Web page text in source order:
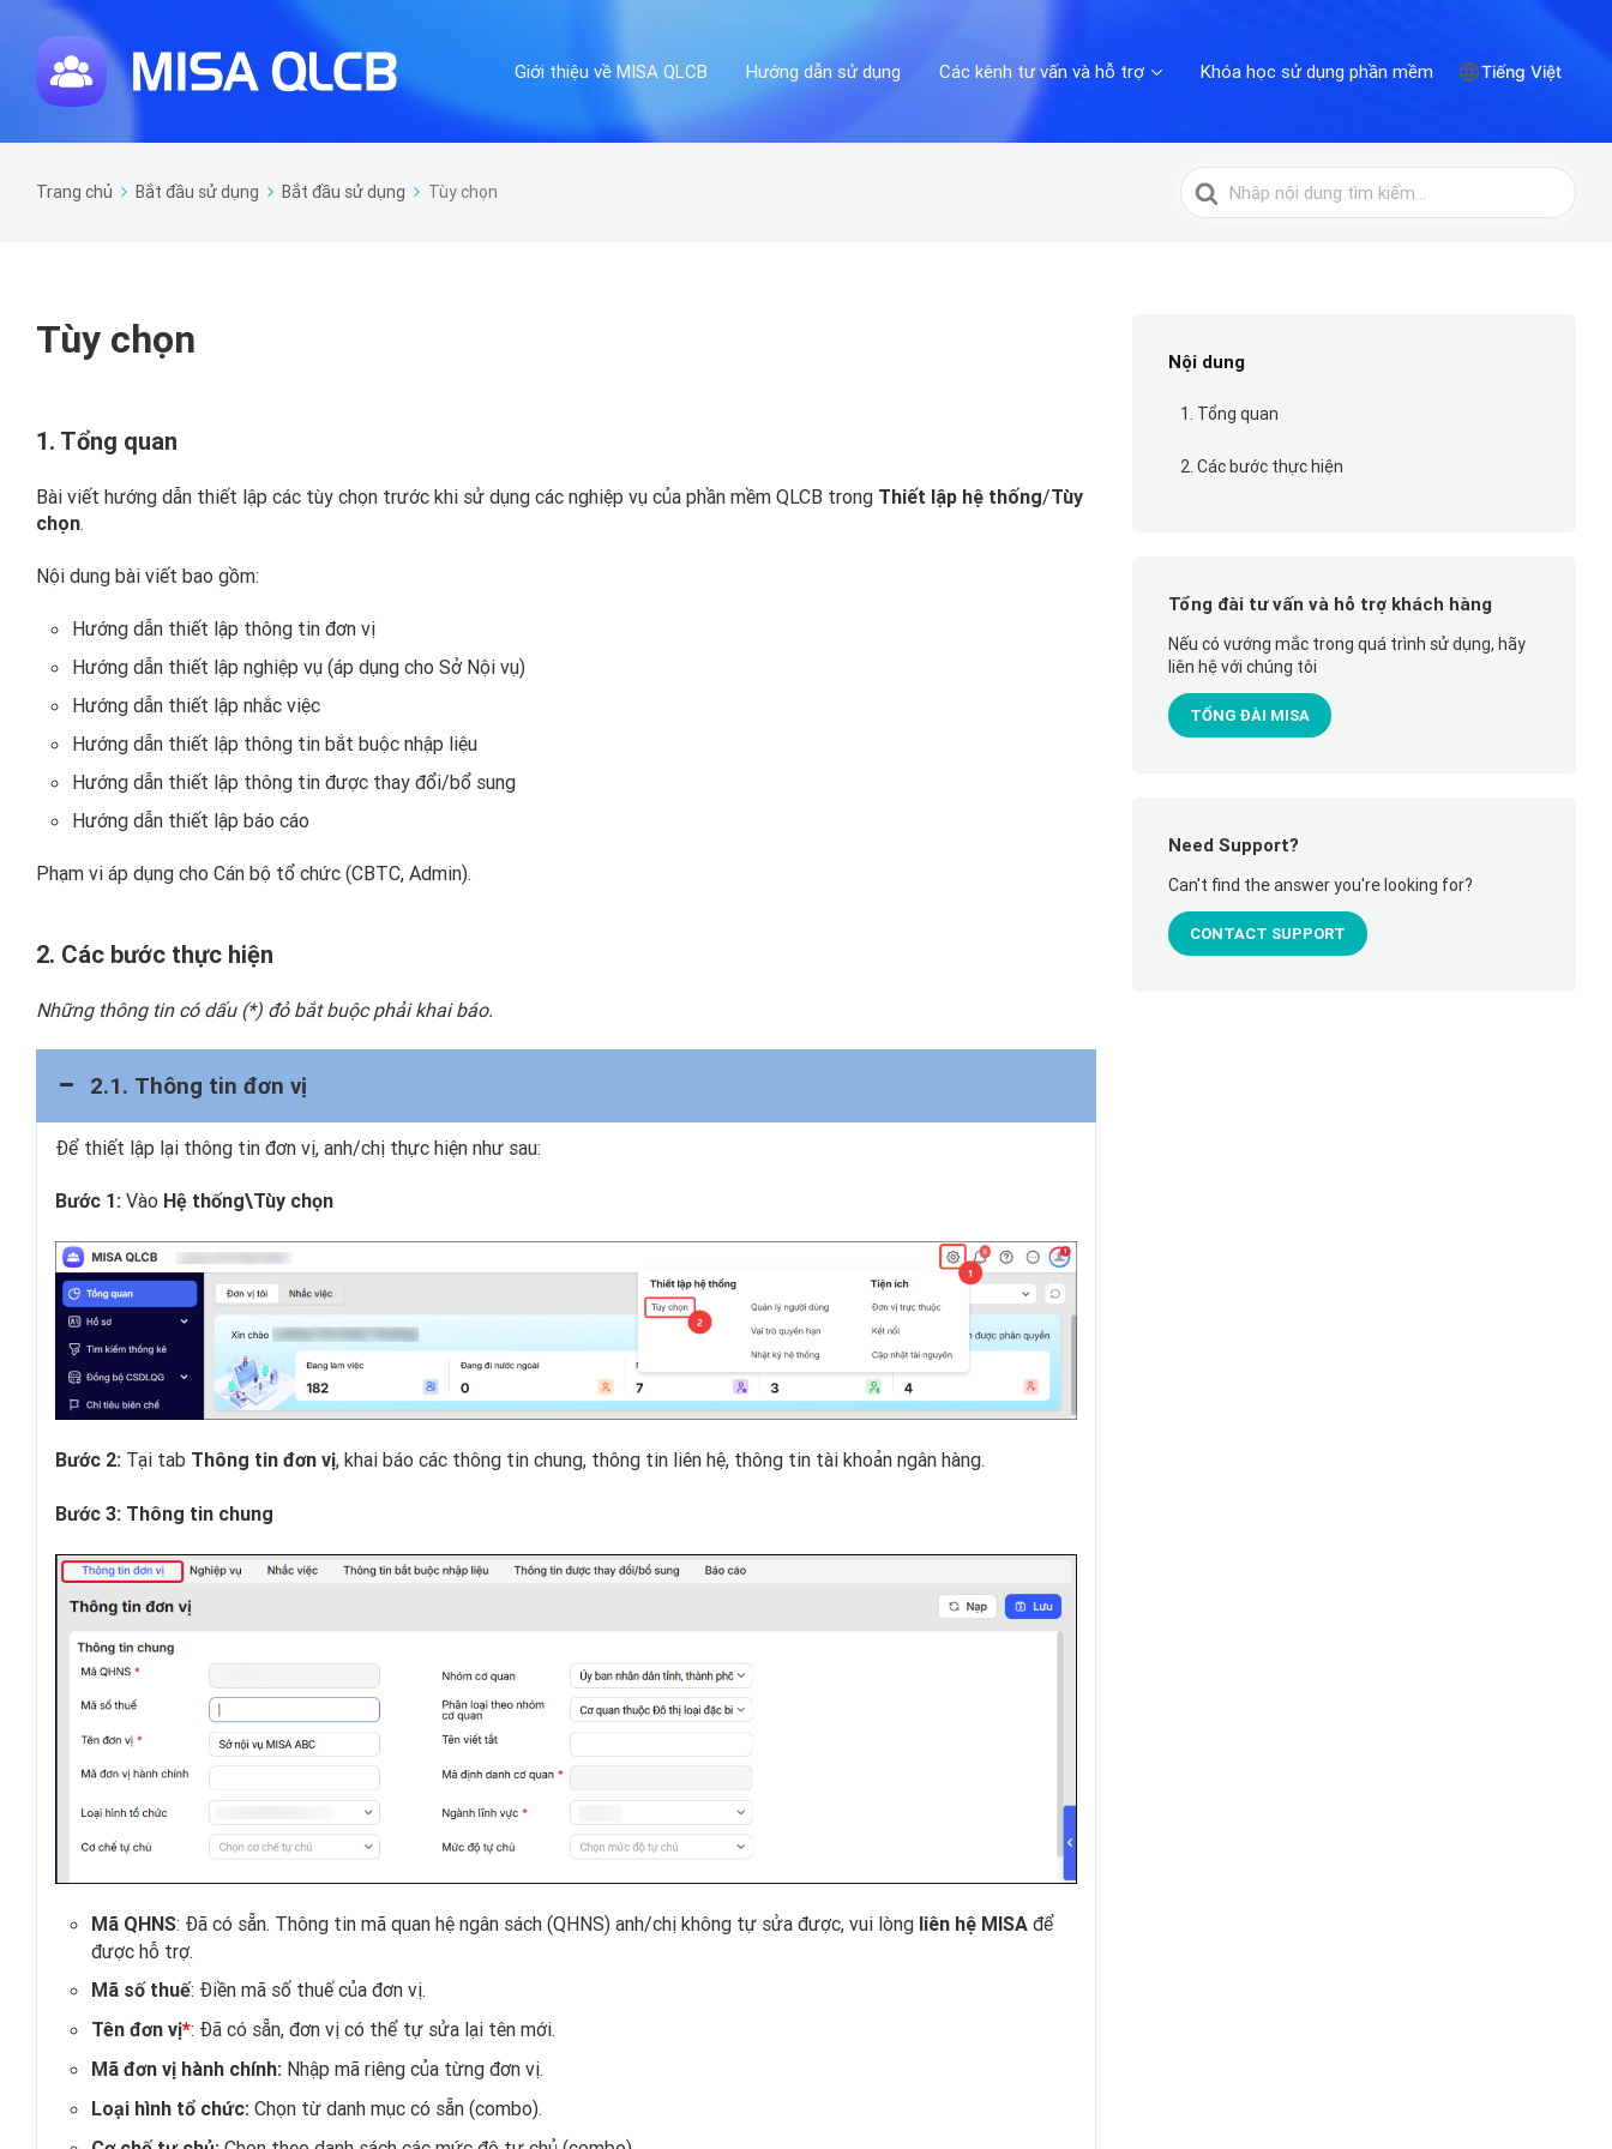
Giới thiệu về MISA QLCB Hướng dẫn sử dụng Các kênh tư vấn và hỗ trợ Khóa học sử dụng phần mềm Tiếng Việt
Trang chủ Bắt đầu sử dụng Bắt đầu sử dụng Tùy chọn
Tìm
kiếm
Tùy chọn
1. Tổng quan
Bài viết hướng dẫn thiết lập các tùy chọn trước khi sử dụng các nghiệp vụ của phần mềm QLCB trong Thiết lập hệ thống/Tùy
chọn.
Nội dung bài viết bao gồm:
Hướng dẫn thiết lập thông tin đơn vị
Hướng dẫn thiết lập nghiệp vụ (áp dụng cho Sở Nội vụ)
Hướng dẫn thiết lập nhắc việc
Hướng dẫn thiết lập thông tin bắt buộc nhập liệu
Hướng dẫn thiết lập thông tin được thay đổi/bổ sung
Hướng dẫn thiết lập báo cáo
Phạm vi áp dụng cho Cán bộ tổ chức (CBTC, Admin).
2. Các bước thực hiện
Những thông tin có dấu (*) đỏ bắt buộc phải khai báo.
2.1. Thông tin đơn vị
Để thiết lập lại thông tin đơn vị, anh/chị thực hiện như sau:
Bước 1: Vào Hệ thống\Tùy chọn
Bước 2: Tại tab Thông tin đơn vị, khai báo các thông tin chung, thông tin liên hệ, thông tin tài khoản ngân hàng.
Bước 3: Thông tin chung
Mã QHNS: Đã có sẵn. Thông tin mã quan hệ ngân sách (QHNS) anh/chị không tự sửa được, vui lòng liên hệ MISA để
được hỗ trợ.
Mã số thuế: Điền mã số thuế của đơn vị.
Tên đơn vị*: Đã có sẵn, đơn vị có thể tự sửa lại tên mới.
Mã đơn vị hành chính: Nhập mã riêng của từng đơn vị.
Loại hình tổ chức: Chọn từ danh mục có sẵn (combo).
Nội dung
1. Tổng quan
2. Các bước thực hiện
Tổng đài tư vấn và hỗ trợ khách hàng
Nếu có vướng mắc trong quá trình sử dụng, hãy
liên hệ với chúng tôi
TỔNG ĐÀI MISA
Need Support?
Can't find the answer you're looking for?
CONTACT SUPPORT